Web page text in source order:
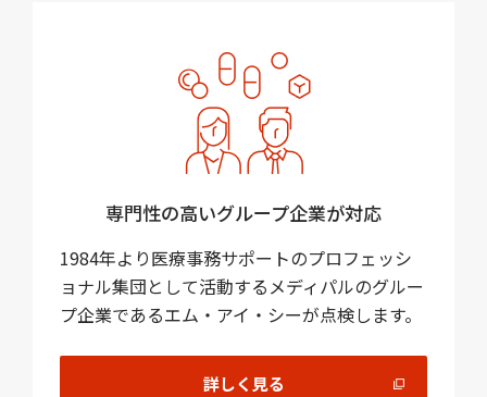
専門性の高いグループ企業が対応
1984年より医療事務サポートのプロフェッシ
ョナル集団として活動するメディパルのグルー
プ企業であるエム・アイ・シーが点検します。
詳しく見る